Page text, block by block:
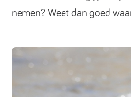
nemen? Weet dan goed